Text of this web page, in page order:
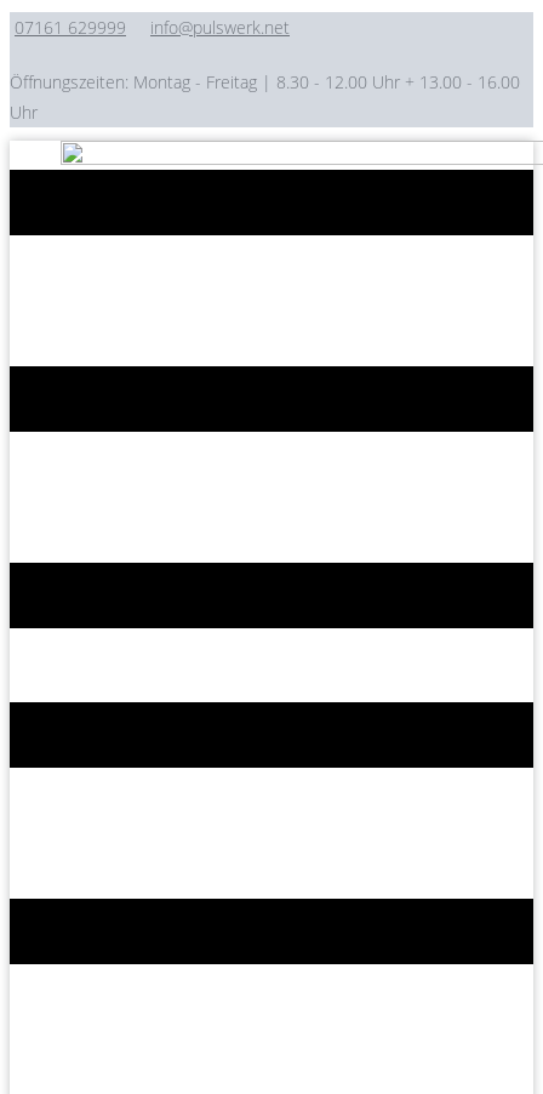
07161 62999​9 info@pulswerk.net
Öffnungszeiten: Montag - Freitag | 8.30 - 12.00 Uhr + 13.00 - 16.00
Uhr